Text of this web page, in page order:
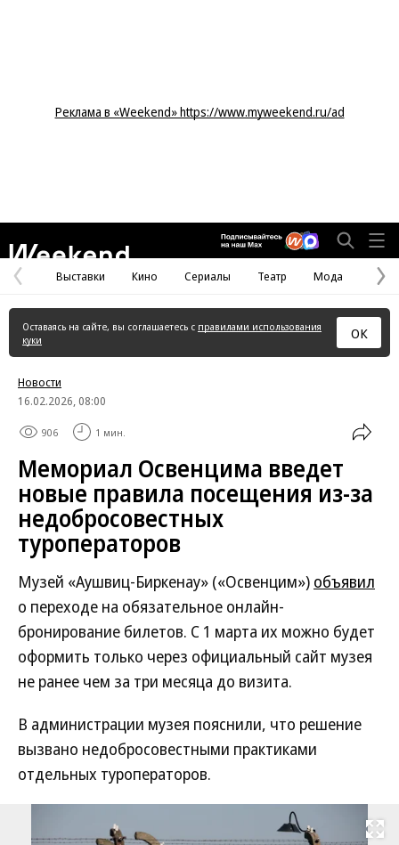
Реклама в «Weekend» https://www.myweekend.ru/ad
Предыдущая
страница
Выставки Кино Сериалы Театр Мода
Оставаясь на сайте, вы соглашаетесь с правилами использования
куки
ОК
Новости
16.02.2026, 08:00
906 1 мин.
Мемориал Освенцима введет
новые правила посещения из-за
недобросовестных
туроператоров
Музей «Аушвиц-Биркенау» («Освенцим») объявил
о переходе на обязательное онлайн-
бронирование билетов. С 1 марта их можно будет
оформить только через официальный сайт музея
не ранее чем за три месяца до визита.
В администрации музея пояснили, что решение
вызвано недобросовестными практиками
отдельных туроператоров.
Развернуть